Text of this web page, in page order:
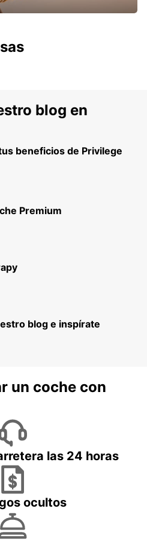
blog en
beneficios de Privilege
Premium
blog e inspírate
un coche con
las 24 horas
ocultos